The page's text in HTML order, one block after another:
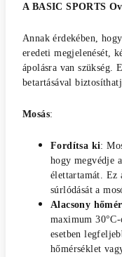
A BASIC SPORTS
Annak érdekében,
eredeti megjelenését,
ápolásra van szükség.
betartásával
Mosás:
Fordítsa ki:
hogy megvédje
élettartamát. Ez
súrlódását a
Alacsony
maximum
esetben
hőmérséklet